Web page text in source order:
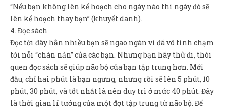
“Nếu bạn không lên kế hoạch cho ngày nào thì ngày đó sẽ
lên kế hoạch thay bạn” (khuyết danh).
4. Đọc sách
Đọc tới đây hẳn nhiều bạn sẽ ngao ngán vì đã vô tình chạm
tới nỗi “chán nản” của các bạn. Nhưng bạn hãy thử đi, thói
quen đọc sách sẽ giúp não bộ của bạn tập trung hơn. Mới
đầu, chỉ hai phút là bạn ngưng, nhưng rồi sẽ lên 5 phút, 10
phút, 30 phút, và tốt nhất là nên duy trì ở mức 40 phút. Đây
là thời gian lí tưởng của một đợt tập trung từ não bộ. Để